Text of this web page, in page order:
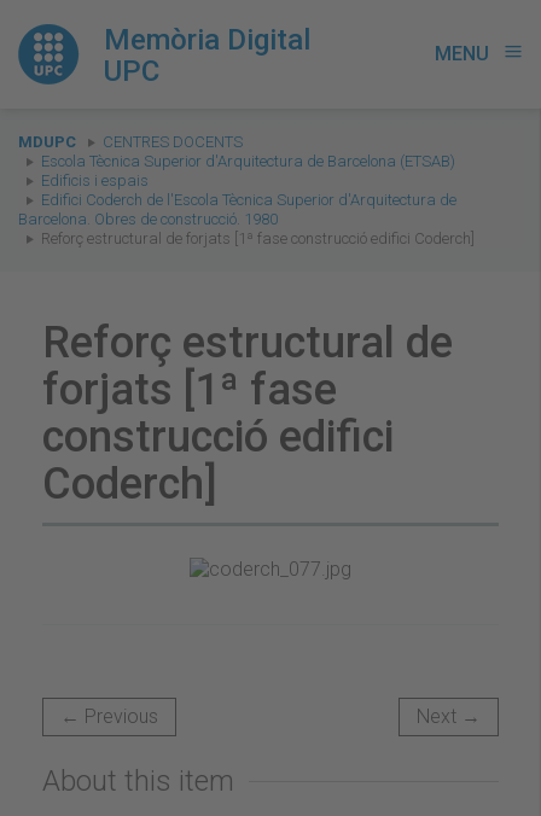
Memòria Digital
UPC
MENU menu
You
are
here:
MDUPC
CENTRES DOCENTS
Escola Tècnica Superior d'Arquitectura de Barcelona (ETSAB)
Edificis i espais
Edifici Coderch de l'Escola Tècnica Superior d'Arquitectura de
Barcelona. Obres de construcció. 1980
Reforç estructural de forjats [1ª fase construcció edifici Coderch]
Reforç estructural de
forjats [1ª fase
construcció edifici
Coderch]
← Previous Next →
About this item